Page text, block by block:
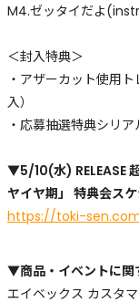
M4.ゼッタイだよ
＜封入特典＞
・アザーカット使用
入）
・応募抽選特典シリ
▼5/10(水) RELEASE
ヤイヤ期」 特典会ス
https://toki-
▼商品・イベントに関
エイベックス カスタ